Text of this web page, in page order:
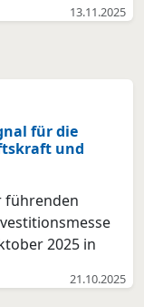
der ein letztes
die Me...
13.11.2025
für die
und
führenden
2025 in
der Initiative
21.10.2025